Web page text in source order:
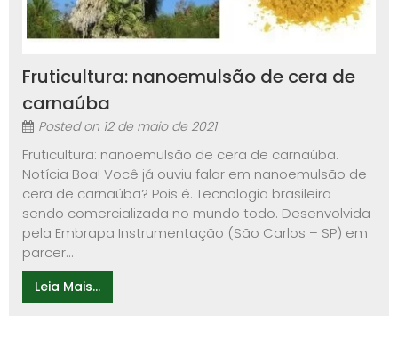
Fruticultura: nanoemulsão de cera de
carnaúba
Posted on 12 de maio de 2021
Fruticultura: nanoemulsão de cera de carnaúba.
Notícia Boa! Você já ouviu falar em nanoemulsão de
cera de carnaúba? Pois é. Tecnologia brasileira
sendo comercializada no mundo todo. Desenvolvida
pela Embrapa Instrumentação (São Carlos – SP) em
parcer...
Leia Mais...